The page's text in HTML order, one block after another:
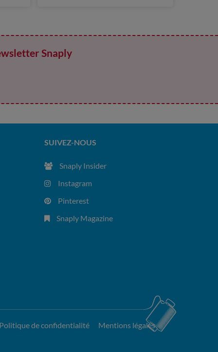
Snaply
SUIVEZ-NOUS
Snaply Insider
Instagram
Pinterest
Snaply Magazine
Politique de confidentialité Mentions légales